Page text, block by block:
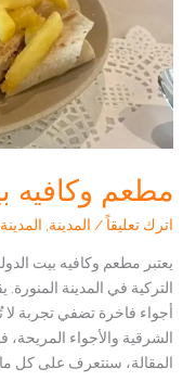
مطعم وكافيه
اترك تعليقاً / المدينة المدينة
يعتبر مطعم وكافيه بيت
التركية في المدينة
أجواء فاخرة تضفي تجربة
الشرقية والأجواء
المقالة، سنتعرف على كل ما